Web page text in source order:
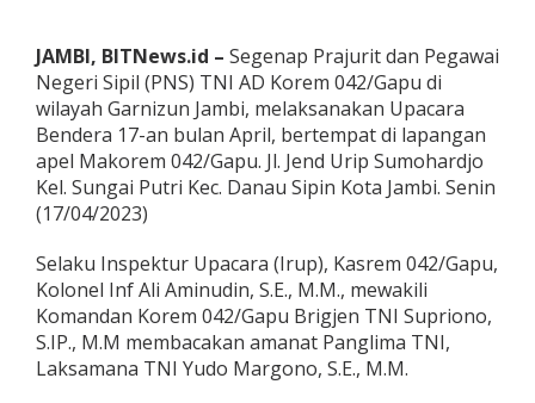
n
d
r
a
1
7
,
K
a
s
r
e
JAMBI, BITNews.id – Segenap Prajurit dan Pegawai
Negeri Sipil (PNS) TNI AD Korem 042/Gapu di
wilayah Garnizun Jambi, melaksanakan Upacara
Bendera 17-an bulan April, bertempat di lapangan
apel Makorem 042/Gapu. Jl. Jend Urip Sumohardjo
Kel. Sungai Putri Kec. Danau Sipin Kota Jambi. Senin
(17/04/2023)
Selaku Inspektur Upacara (Irup), Kasrem 042/Gapu,
Kolonel Inf Ali Aminudin, S.E., M.M., mewakili
Komandan Korem 042/Gapu Brigjen TNI Supriono,
S.IP., M.M membacakan amanat Panglima TNI,
Laksamana TNI Yudo Margono, S.E., M.M.